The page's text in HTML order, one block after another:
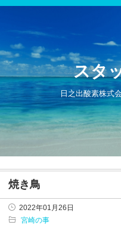
スタ
日之出酸素株式
焼き鳥
2022年01月26日
宮崎の事